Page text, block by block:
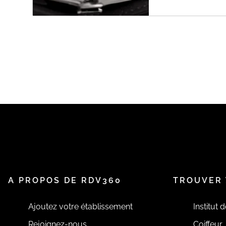
A PROPOS DE RDV360
Ajoutez votre établissement
TROUVER
Institut